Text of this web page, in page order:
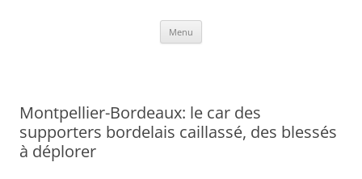
Menu
Montpellier-Bordeaux: le car des
supporters bordelais caillassé, des blessés
à déplorer